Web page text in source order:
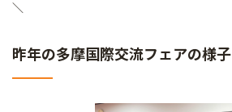
＼
昨年の多摩国際交流フェアの様子